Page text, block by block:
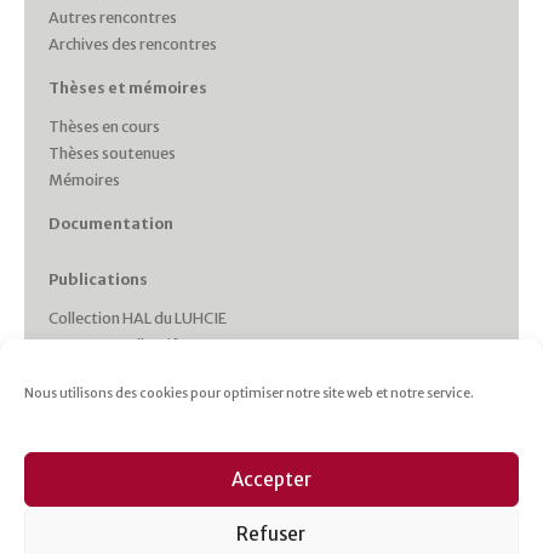
Nous utilisons des cookies pour optimiser notre site web et notre service.
Accepter
Refuser
Autres rencontres
Archives des rencontres
Thèses et mémoires
Thèses en cours
Thèses soutenues
Mémoires
Documentation
Publications
Collection HAL du LUHCIE
Ouvrages collectifs
Working Papers
Italie plurielle
Cahiers d’études italiennes
Les cahiers du CRHIPA